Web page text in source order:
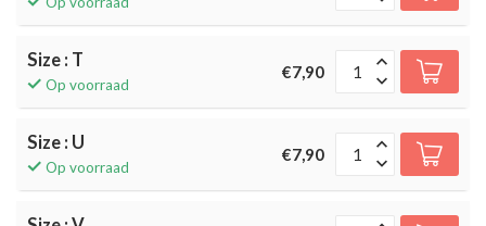
Size : T
Op voorraad
€7,90
Size : U
Op voorraad
€7,90